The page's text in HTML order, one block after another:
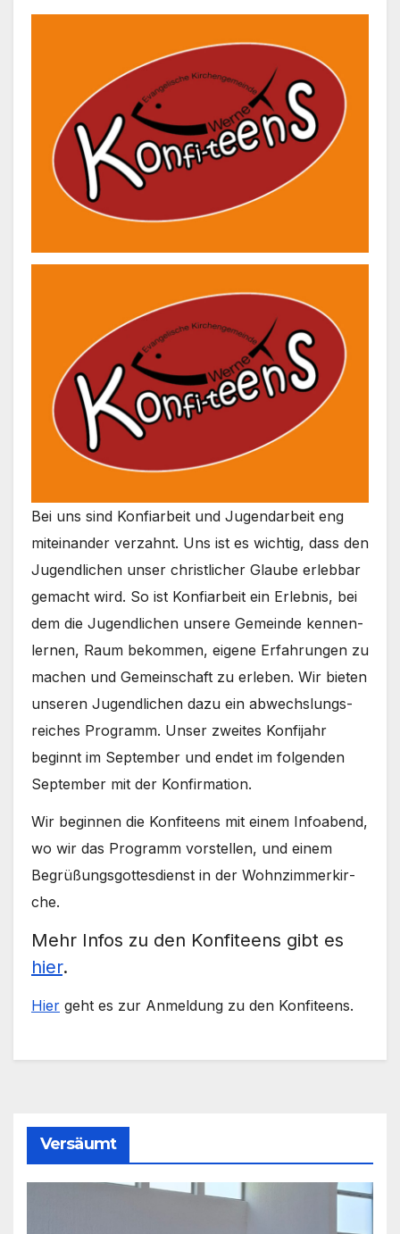
Bei uns sind Kon­fi­ar­beit und Jugend­ar­beit eng
mit­ein­an­der ver­zahnt. Uns ist es wich­tig, dass den
Jugend­li­chen unser christ­li­cher Glau­be erleb­bar
gemacht wird. So ist Kon­fi­ar­beit ein Erleb­nis, bei
dem die Jugend­li­chen unse­re Gemein­de ken­nen­
ler­nen, Raum bekom­men, eige­ne Erfah­run­gen zu
machen und Gemein­schaft zu erle­ben. Wir bie­ten
unse­ren Jugend­li­chen dazu ein abwechs­lungs­
rei­ches Pro­gramm. Unser zwei­tes Kon­fi­jahr
beginnt im Sep­tem­ber und endet im fol­gen­den
Sep­tem­ber mit der Kon­fir­ma­ti­on.
Wir begin­nen die Kon­fi­teens mit einem Info­abend,
wo wir das Pro­gramm vor­stel­len, und einem
Begrü­ßungs­got­tes­dienst in der Wohn­zim­mer­kir­
che.
Mehr Infos zu den Kon­fi­teens gibt es
hier.
Hier geht es zur Anmel­dung zu den Kon­fi­teens.
Versäumt